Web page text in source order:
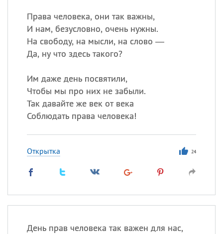
Права человека, они так важны,
И нам, безусловно, очень нужны.
На свободу, на мысли, на слово —
Да, ну что здесь такого?
Им даже день посвятили,
Чтобы мы про них не забыли.
Так давайте же век от века
Соблюдать права человека!
Открытка 24
День прав человека так важен для нас,